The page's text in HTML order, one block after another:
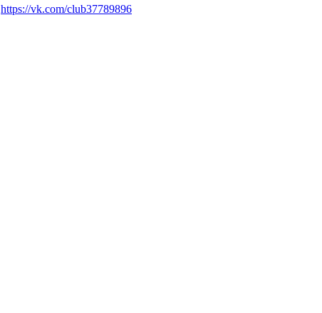
https://vk.com/club37789896